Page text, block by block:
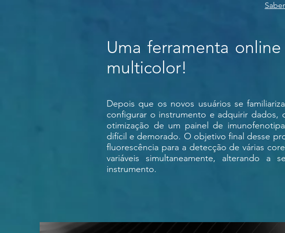
Uma ferramenta
multicolor!
Depois que os novos usuários se
configurar o instrumento e adquirir
otimização de um painel de
difícil e demorado. O objetivo final desse
fluorescência para a detecção de várias
variáveis simultaneamente, alterando a
instrumento.